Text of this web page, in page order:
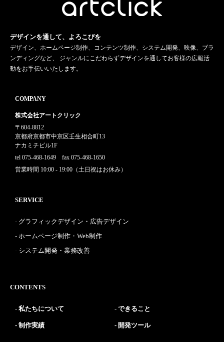
デザインを通して、よろこびを
デザイン、ホームページ制作、コンテンツ制作、システム開発、映像、ブラ
ンディングなど、 ジャンルにこだわらずデザインを通してお客様の広報活
動をお手伝いいたします。
COMPANY
株式会社アートクリック
〒604-8812
京都府京都市中京区壬生相合町13
ナカミチビル1F
tel 075-468-1649 fax 075-468-1650
営業時間 10:00 - 19:00（土日祝はお休み）
SERVICE
グラフィックデザイン・広告デザイン
ホームページ制作・Web制作
システム開発・業務改善
CONTENTS
私たちについて できること
制作実績 開発ツール